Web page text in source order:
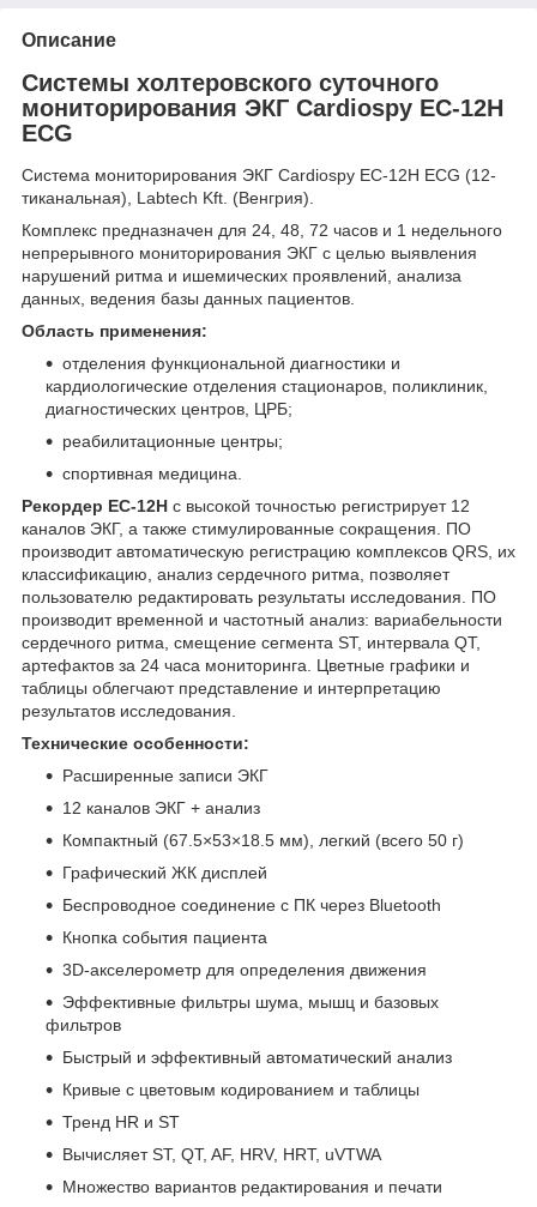
Описание
Системы холтеровского суточного
мониторирования ЭКГ Cardiospy EC-12H
ECG
Система мониторирования ЭКГ Cardiospy EC-12H ECG (12-
тиканальная), Labtech Kft. (Венгрия).
Комплекс предназначен для 24, 48, 72 часов и 1 недельного
непрерывного мониторирования ЭКГ с целью выявления
нарушений ритма и ишемических проявлений, анализа
данных, ведения базы данных пациентов.
Область применения:
отделения функциональной диагностики и
кардиологические отделения стационаров, поликлиник,
диагностических центров, ЦРБ;
реабилитационные центры;
спортивная медицина.
Рекордер ЕС-12Н с высокой точностью регистрирует 12
каналов ЭКГ, а также стимулированные сокращения. ПО
производит автоматическую регистрацию комплексов QRS, их
классификацию, анализ сердечного ритма, позволяет
пользователю редактировать результаты исследования. ПО
производит временной и частотный анализ: вариабельности
сердечного ритма, смещение сегмента SТ, интервала QТ,
артефактов за 24 часа мониторинга. Цветные графики и
таблицы облегчают представление и интерпретацию
результатов исследования.
Технические особенности:
Расширенные записи ЭКГ
12 каналов ЭКГ + анализ
Компактный (67.5×53×18.5 мм), легкий (всего 50 г)
Графический ЖК дисплей
Беспроводное соединение с ПК через Bluetooth
Кнопка события пациента
3D-акселерометр для определения движения
Эффективные фильтры шума, мышц и базовых
фильтров
Быстрый и эффективный автоматический анализ
Кривые с цветовым кодированием и таблицы
Тренд HR и ST
Вычисляет ST, QT, AF, HRV, HRT, uVTWA
Множество вариантов редактирования и печати